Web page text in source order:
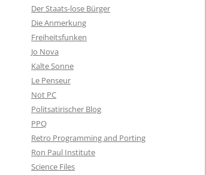
Der Staats-lose Bürger
Die Anmerkung
Freiheitsfunken
Jo Nova
Kalte Sonne
Le Penseur
Not PC
Politsatirischer Blog
PPQ
Retro Programming and Porting
Ron Paul Institute
Science Files